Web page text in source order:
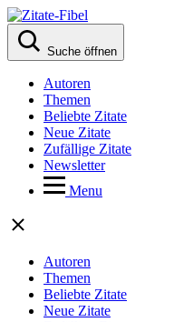
Suche öffnen
Autoren
Themen
Beliebte Zitate
Neue Zitate
Zufällige Zitate
Newsletter
Menu
Autoren
Themen
Beliebte Zitate
Neue Zitate